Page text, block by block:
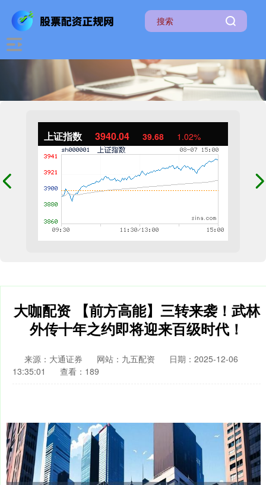
上证指数 3940.04 39.68 1.02%
大咖配资 【前方高能】三转来袭！武林
外传十年之约即将迎来百级时代！
来源：大通证券 网站：九五配资
日期：2025-12-06
13:35:01
查看：189